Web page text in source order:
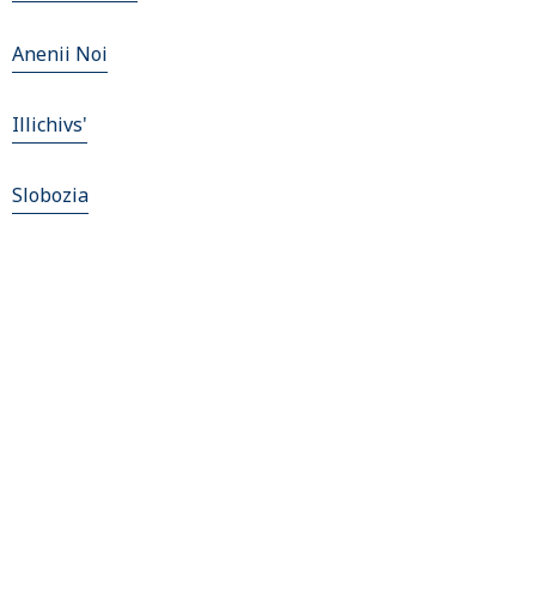
Anenii Noi
Illichivs'
Slobozia